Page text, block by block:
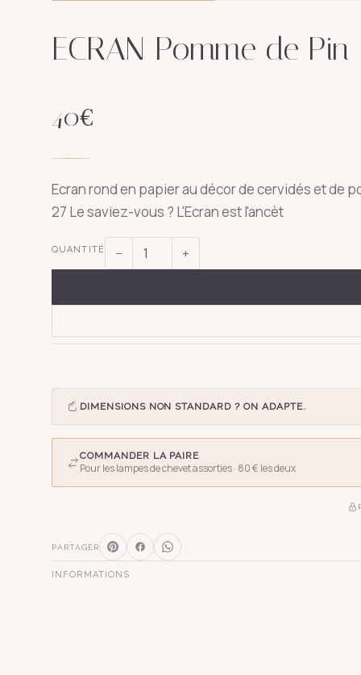
ECRAN Pomme de Pin
40€
Ecran rond en papier au décor de cervidés et de
27 Le saviez-vous ? L'Ecran est l'ancèt
QUANTITÉ − +
DIMENSIONS NON STANDARD ? ON ADAPTE.
COMMANDER LA PAIRE
Pour les lampes de chevet assorties· 80 € les deux
PARTAGER
INFORMATIONS